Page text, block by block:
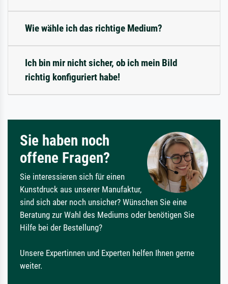
Wie wähle ich das richtige Medium?
Ich bin mir nicht sicher, ob ich mein Bild
richtig konfiguriert habe!
Sie haben noch
offene Fragen?
Sie interessieren sich für einen
Kunstdruck aus unserer Manufaktur,
sind sich aber noch unsicher? Wünschen Sie eine
Beratung zur Wahl des Mediums oder benötigen Sie
Hilfe bei der Bestellung?
Unsere Expertinnen und Experten helfen Ihnen gerne
weiter.